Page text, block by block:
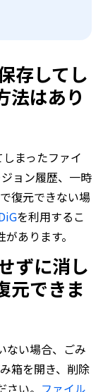
存してし
法はあり
まったファイ
ョン履歴、一時
復元できない場
を利用するこ
あります。
ずに消し
元できま
ない場合、ごみ
箱を開き、削除
い。 ファイル